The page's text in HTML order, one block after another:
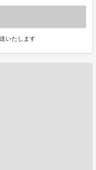
いたします